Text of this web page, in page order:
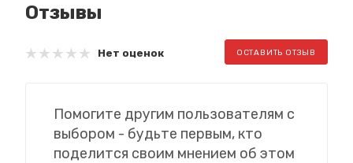
Отзывы
Нет оценок ОСТАВИТЬ ОТЗЫВ
Помогите другим пользователям с
выбором - будьте первым, кто
поделится своим мнением об этом